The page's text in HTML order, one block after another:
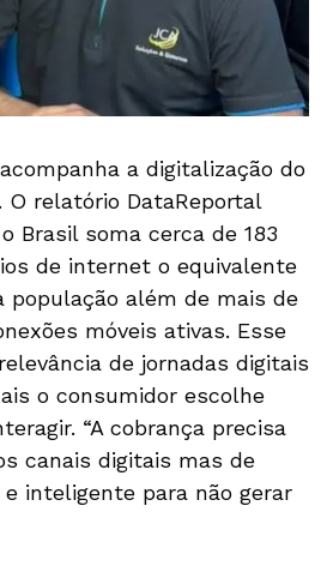
a digitalização do
O relatório DataReportal
Brasil soma cerca de 183
de internet o equivalente
população além de mais de
móveis ativas. Esse
de jornadas digitais
o consumidor escolhe
“A cobrança precisa
canais digitais mas de
inteligente para não gerar